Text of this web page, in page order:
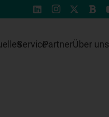
ServicePartnerÜber uns